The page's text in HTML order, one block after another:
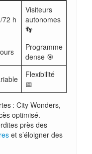
72 h
Visiteurs
autonomes
👣
Programme
dense 🎯
Flexibilité
📅
: City Wonders,
optimisé.
près des
et s’éloigner des